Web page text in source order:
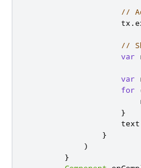
//
tx .
//
var
var
for
}
text
}
)
}